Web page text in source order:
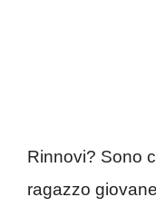
Rinnovi? Sono
ragazzo